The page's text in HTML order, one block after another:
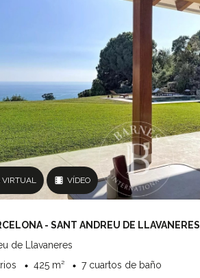
VIRTUAL VÍDEO
- SANT ANDREU DE LLAVANERES
de Llavaneres
425 m²
7 cuartos de baño